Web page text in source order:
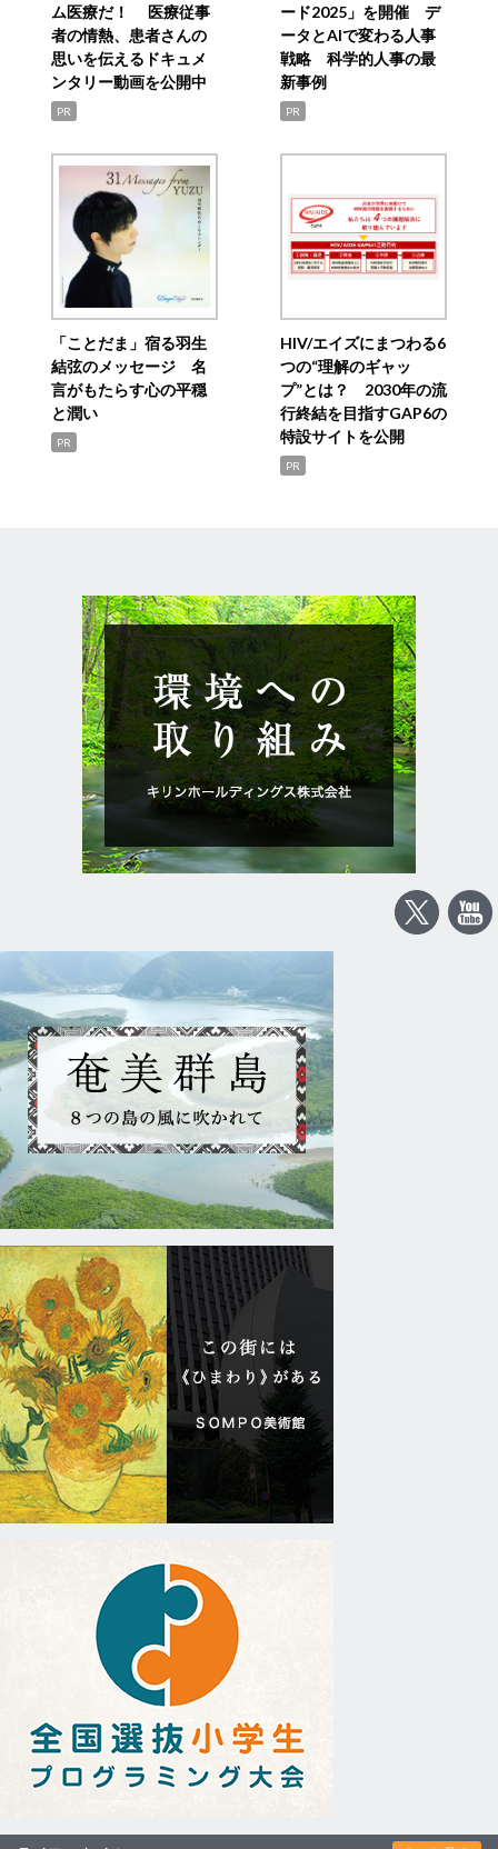
ム医療だ！ 医療従事
者の情熱、患者さんの
思いを伝えるドキュメ
ンタリー動画を公開中
PR
ード2025」を開催 デ
ータとAIで変わる人事
戦略 科学的人事の最
新事例
PR
「ことだま」宿る羽生
結弦のメッセージ 名
言がもたらす心の平穏
と潤い
PR
HIV/エイズにまつわる6
つの“理解のギャッ
プ”とは？ 2030年の流
行終結を目指すGAP6の
特設サイトを公開
PR